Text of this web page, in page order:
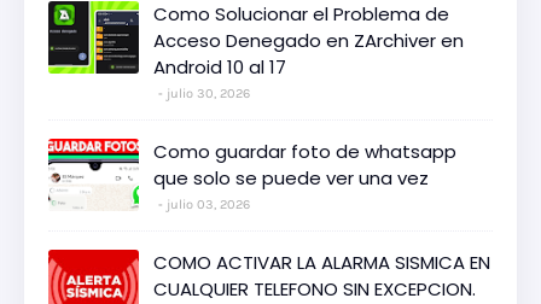
Como Solucionar el Problema de
Acceso Denegado en ZArchiver en
Android 10 al 17
julio 30, 2026
Como guardar foto de whatsapp
que solo se puede ver una vez
julio 03, 2026
COMO ACTIVAR LA ALARMA SISMICA EN
CUALQUIER TELEFONO SIN EXCEPCION.